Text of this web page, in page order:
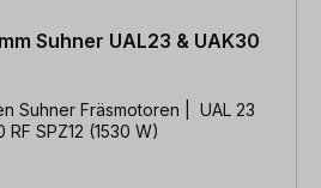
Suhner UAL23 & UAK30
Suhner Fräsmotoren | UAL 23
SPZ12 (1530 W)